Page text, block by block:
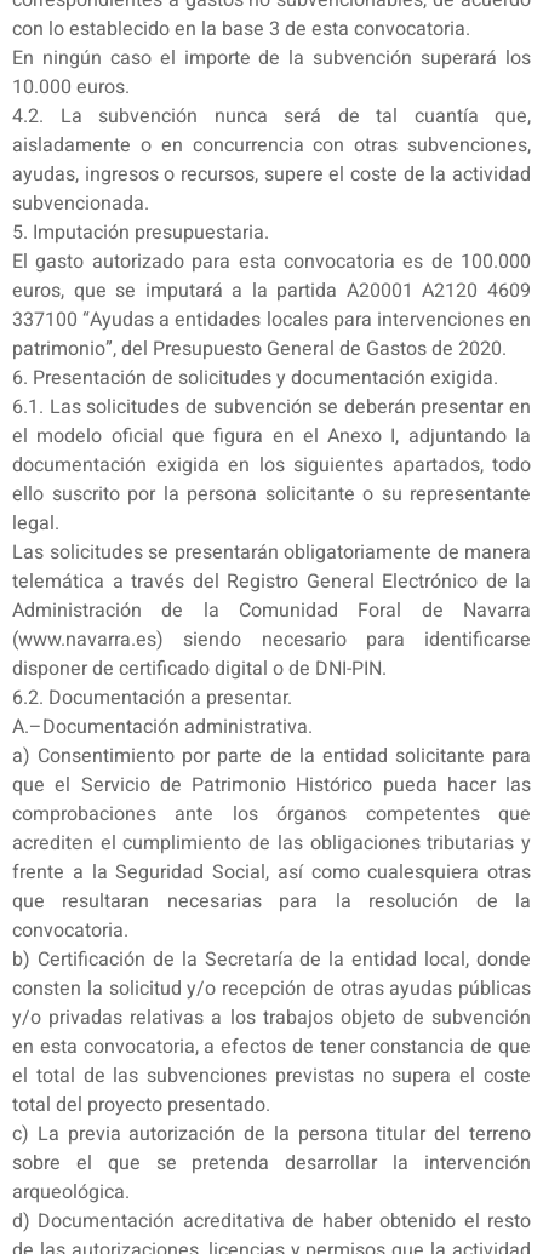
con lo establecido en la base 3 de esta convocatoria.
En ningún caso el importe de la subvención superará los
10.000 euros.
4.2. La subvención nunca será de tal cuantía que,
aisladamente o en concurrencia con otras subvenciones,
ayudas, ingresos o recursos, supere el coste de la actividad
subvencionada.
5. Imputación presupuestaria.
El gasto autorizado para esta convocatoria es de 100.000
euros, que se imputará a la partida A20001 A2120 4609
337100 “Ayudas a entidades locales para intervenciones en
patrimonio”, del Presupuesto General de Gastos de 2020.
6. Presentación de solicitudes y documentación exigida.
6.1. Las solicitudes de subvención se deberán presentar en
el modelo oficial que figura en el Anexo I, adjuntando la
documentación exigida en los siguientes apartados, todo
ello suscrito por la persona solicitante o su representante
legal.
Las solicitudes se presentarán obligatoriamente de manera
telemática a través del Registro General Electrónico de la
Administración de la Comunidad Foral de Navarra
(www.navarra.es) siendo necesario para identificarse
disponer de certificado digital o de DNI-PIN.
6.2. Documentación a presentar.
A.–Documentación administrativa.
a) Consentimiento por parte de la entidad solicitante para
que el Servicio de Patrimonio Histórico pueda hacer las
comprobaciones ante los órganos competentes que
acrediten el cumplimiento de las obligaciones tributarias y
frente a la Seguridad Social, así como cualesquiera otras
que resultaran necesarias para la resolución de la
convocatoria.
b) Certificación de la Secretaría de la entidad local, donde
consten la solicitud y/o recepción de otras ayudas públicas
y/o privadas relativas a los trabajos objeto de subvención
en esta convocatoria, a efectos de tener constancia de que
el total de las subvenciones previstas no supera el coste
total del proyecto presentado.
c) La previa autorización de la persona titular del terreno
sobre el que se pretenda desarrollar la intervención
arqueológica.
d) Documentación acreditativa de haber obtenido el resto